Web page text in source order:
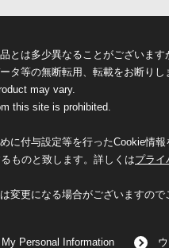
は多少異なることがございます
等の無断転用、転載をお断りし
may vary.
this site is prohibited.
付与設定等を行ったCookie情報
ものと致します。詳しくはプライ
更になる場合がございますので
Personal Information